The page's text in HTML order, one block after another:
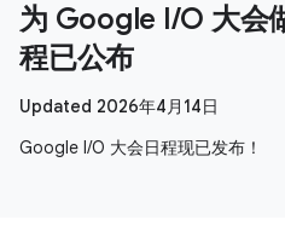
为 Google I/O 大会
程已公布
Updated 2026年4月14日
Google I/O 大会日程现已发布！